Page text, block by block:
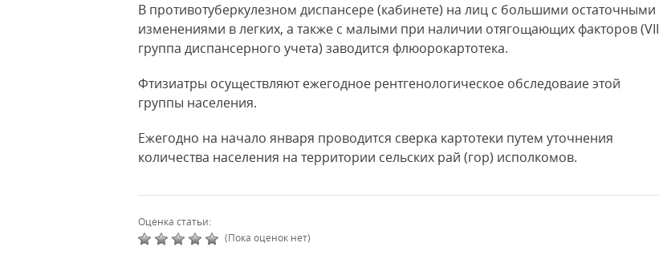
В противотуберкулезном диспансере (кабинете) на лиц с большими остаточными
изменениями в легких, а также с малыми при наличии отягощающих факторов (VII
группа диспансерного учета) заводится флюорокартотека.
Фтизиатры осуществляют ежегодное рентгенологическое обследоваие этой
группы населения.
Ежегодно на начало января проводится сверка картотеки путем уточнения
количества населения на территории сельских рай (гор) исполкомов.
Оценка статьи:
(Пока оценок нет)